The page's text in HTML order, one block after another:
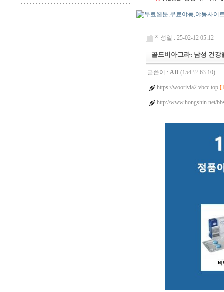
작성일 : 25-02-12 05:12
골드비아그라: 남성 건강
글쓴이 : AD (154.♡.63.10)
https://woorivia2.vbcc.top
http://www.hongshin.net/